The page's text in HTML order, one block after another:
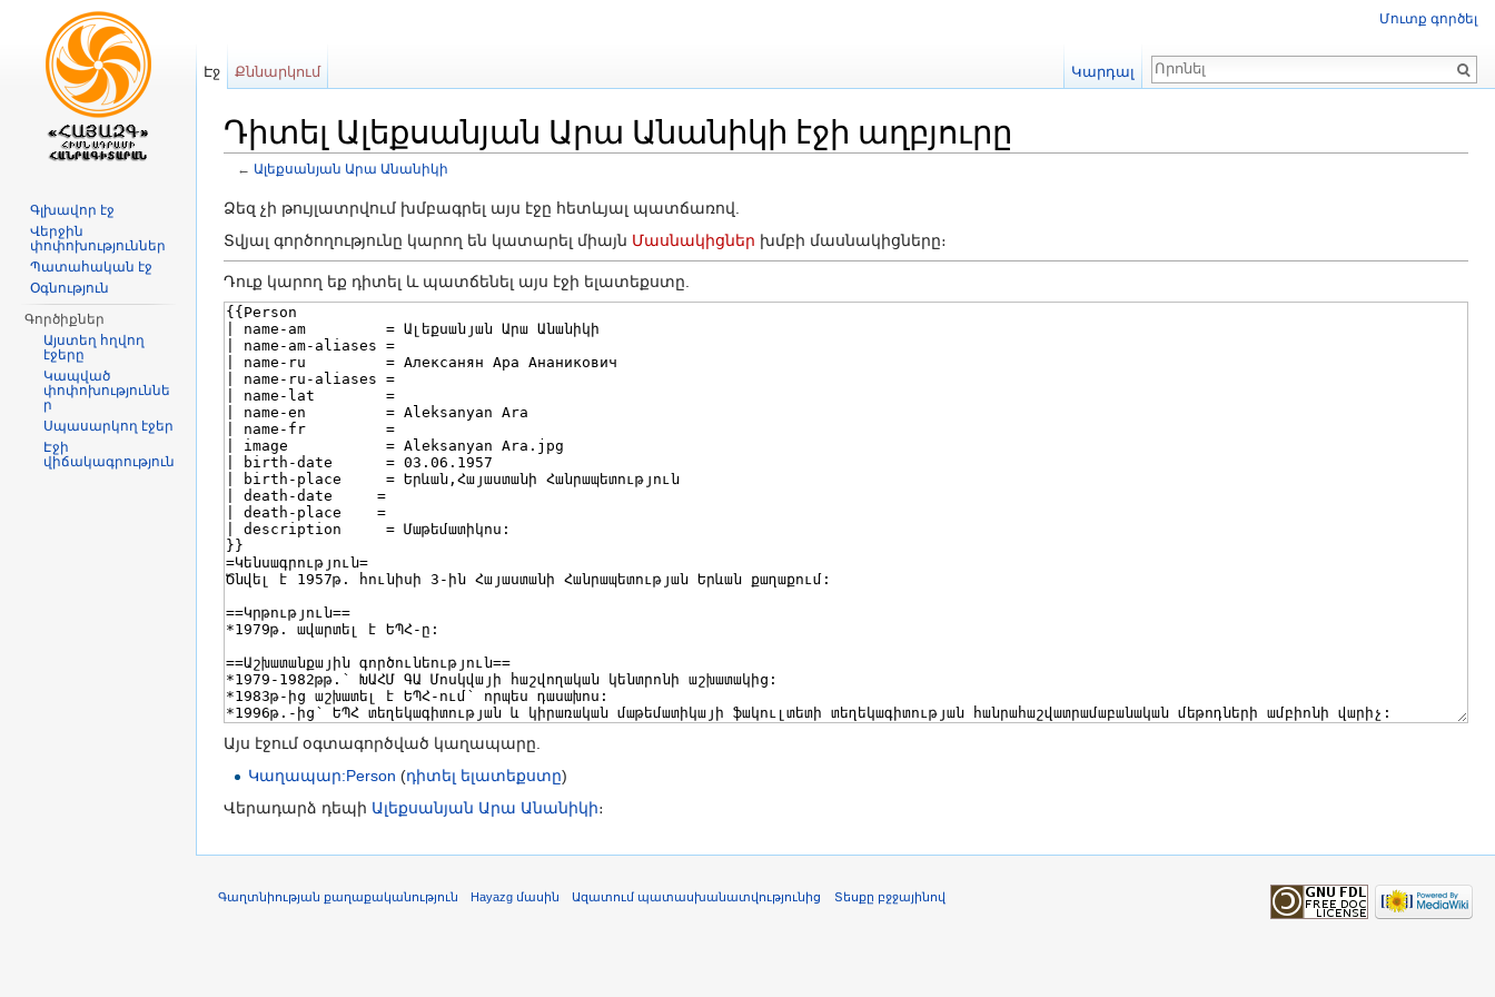
Դիտել Ալեքսանյան Արա Անանիկի էջի աղբյուրը
← Ալեքսանյան Արա Անանիկի
Ձեզ չի թույլատրվում խմբագրել այս էջը հետևյալ պատճառով.
Տվյալ գործողությունը կարող են կատարել միայն Մասնակիցներ խմբի մասնակիցները։
Դուք կարող եք դիտել և պատճենել այս էջի ելատեքստը.
Այս էջում օգտագործված կաղապարը.
Կաղապար:Person (դիտել ելատեքստը)
Վերադարձ դեպի Ալեքսանյան Արա Անանիկի։
Մուտք գործել
Էջ Քննարկում Կարդալ
Որոնում
Գլխավոր էջ
Վերջին
փոփոխություններ
Պատահական էջ
Օգնություն
Գործիքներ
Այստեղ հղվող
էջերը
Կապված
փոփոխություննե
ր
Սպասարկող էջեր
Էջի
վիճակագրություն
Գաղտնիության քաղաքականություն Hayazg մասին Ազատում պատասխանատվությունից Տեսքը բջջայինով